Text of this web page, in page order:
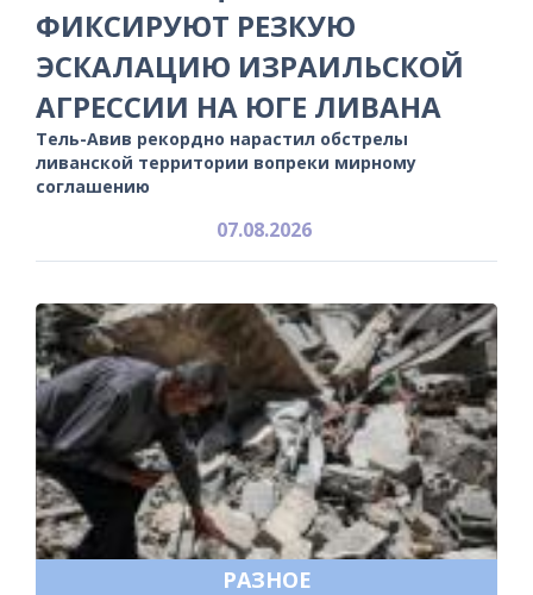
ФИКСИРУЮТ РЕЗКУЮ
ЭСКАЛАЦИЮ ИЗРАИЛЬСКОЙ
АГРЕССИИ НА ЮГЕ ЛИВАНА
Тель-Авив рекордно нарастил обстрелы
ливанской территории вопреки мирному
соглашению
07.08.2026
РАЗНОЕ